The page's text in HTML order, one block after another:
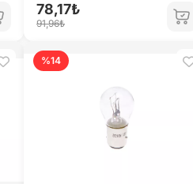
78,17₺
91,96₺
%14